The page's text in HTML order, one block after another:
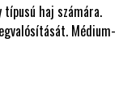
haj számára.
Médium-